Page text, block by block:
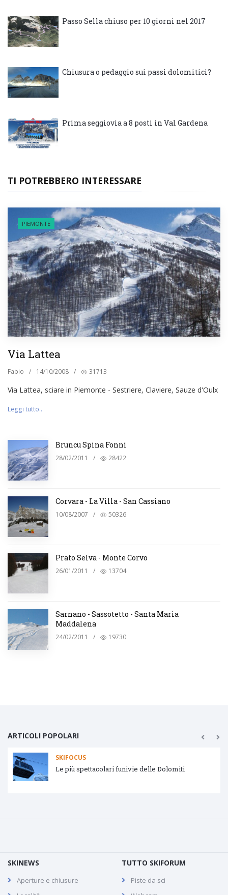
Passo Sella chiuso per 10 giorni nel 2017
Chiusura o pedaggio sui passi dolomitici?
Prima seggiovia a 8 posti in Val Gardena
TI POTREBBERO INTERESSARE
PIEMONTE
Via Lattea
Fabio / 14/10/2008 / 31713
Via Lattea, sciare in Piemonte - Sestriere, Claviere, Sauze d'Oulx
Leggi tutto..
Bruncu Spina Fonni
28/02/2011 / 28422
Corvara - La Villa - San Cassiano
10/08/2007 / 50326
Prato Selva - Monte Corvo
26/01/2011 / 13704
Sarnano - Sassotetto - Santa Maria
Maddalena
24/02/2011 / 19730
ARTICOLI POPOLARI
SKIFOCUS
Tipologie impianti di risalita
SKINEWS
Aperture e chiusure
TUTTO SKIFORUM
Piste da sci